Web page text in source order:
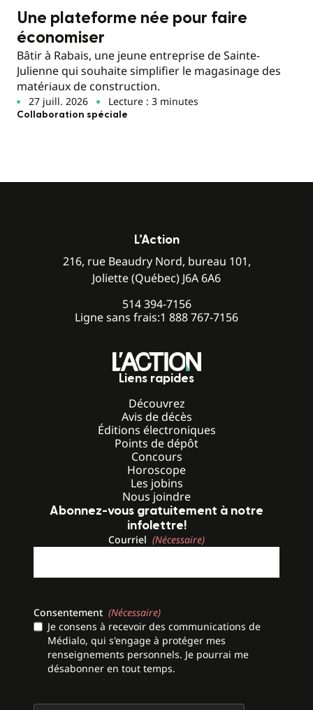
Une plateforme née pour faire
économiser
Bâtir à Rabais, une jeune entreprise de Sainte-
Julienne qui souhaite simplifier le magasinage des
matériaux de construction.
27 juill. 2026 Lecture : 3 minutes
Collaboration spéciale
L’Action
216, rue Beaudry Nord, bureau 101,
Joliette (Québec) J6A 6A6
514 394-7156
Ligne sans frais:1 888 767-7156
Liens rapides
Découvrez
Avis de décès
Éditions électroniques
Points de dépôt
Concours
Horoscope
Les jobins
Nous joindre
Abonnez-vous gratuitement à notre
infolettre!
Courriel (Nécessaire)
Consentement (Nécessaire)
Je consens à recevoir des communications de
Médialo, qui s'engage à protéger mes
renseignements personnels. Je pourrai me
désabonner en tout temps.